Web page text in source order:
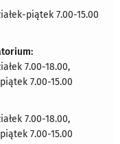
piątek 7.00-15.00
7.00-18.00,
7.00-15.00
7.00-18.00,
7.00-15.00